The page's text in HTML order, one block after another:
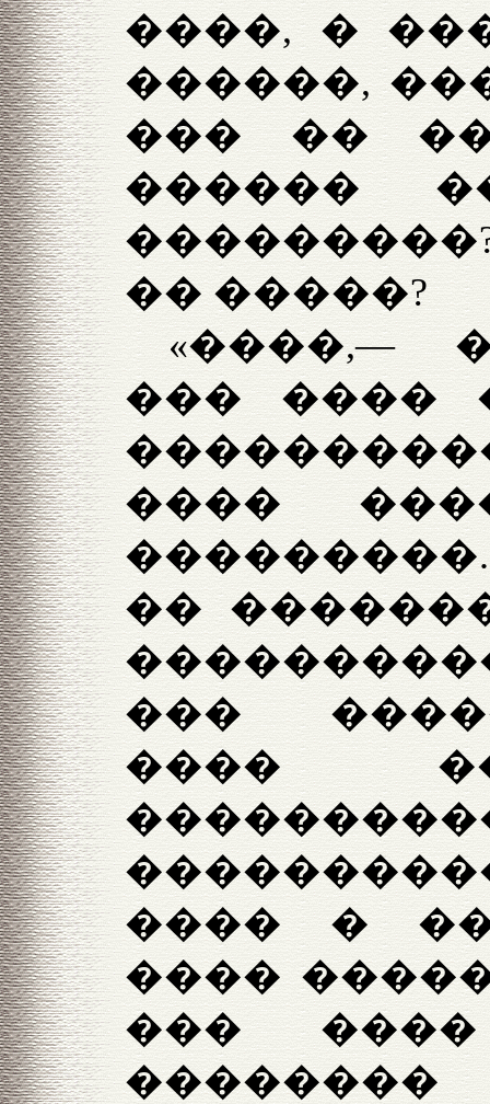
����, �
������,
��� ��
������
�� �����?
«����,—
��� ����
����
��
���
����
���� �
����
���